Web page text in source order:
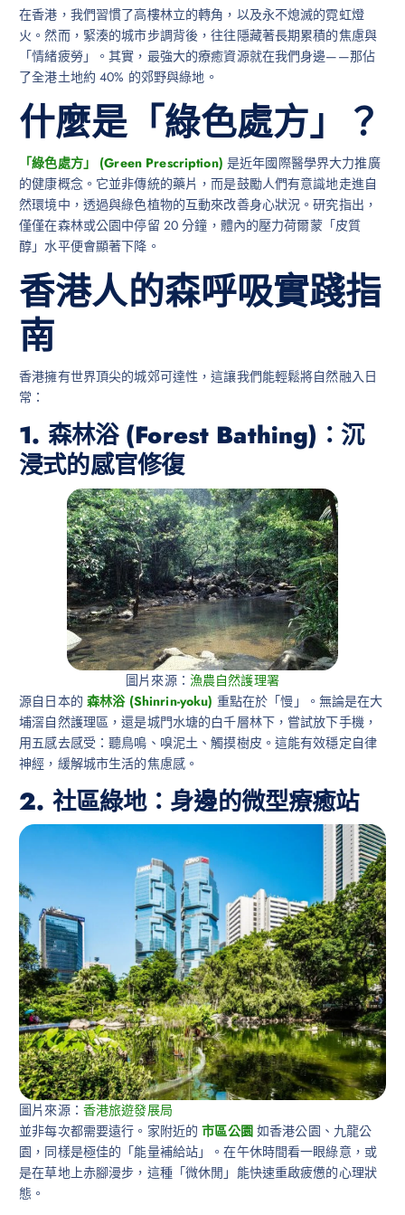
在香港，我們習慣了高樓林立的轉角，以及永不熄滅的霓虹燈
火。然而，緊湊的城市步調背後，往往隱藏著長期累積的焦慮與
「情緒疲勞」。其實，最強大的療癒資源就在我們身邊——那佔
了全港土地約 40% 的郊野與綠地。
什麼是「綠色處方」？
「綠色處方」 (Green Prescription) 是近年國際醫學界大力推廣
的健康概念。它並非傳統的藥片，而是鼓勵人們有意識地走進自
然環境中，透過與綠色植物的互動來改善身心狀況。研究指出，
僅僅在森林或公園中停留 20 分鐘，體內的壓力荷爾蒙「皮質
醇」水平便會顯著下降。
香港人的森呼吸實踐指
南
香港擁有世界頂尖的城郊可達性，這讓我們能輕鬆將自然融入日
常：
1. 森林浴 (Forest Bathing)：沉
浸式的感官修復
圖片來源： 漁農自然護理署
源自日本的 森林浴 (Shinrin-yoku) 重點在於「慢」。無論是在大
埔滘自然護理區，還是城門水塘的白千層林下，嘗試放下手機，
用五感去感受：聽鳥鳴、嗅泥土、觸摸樹皮。這能有效穩定自律
神經，緩解城市生活的焦慮感。
2. 社區綠地：身邊的微型療癒站
圖片來源： 香港旅遊發展局
並非每次都需要遠行。家附近的市區公園如香港公園、九龍公
園，同樣是極佳的「能量補給站」。在午休時間看一眼綠意，或
是在草地上赤腳漫步，這種「微休閒」能快速重啟疲憊的心理狀
態。